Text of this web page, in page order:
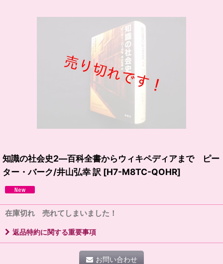
知識の社会史2―百科全書からウィキペディアまで ピー
ター・バーク/井山弘幸 訳 [H7-M8TC-QOHR]
在庫切れ 売れてしまいました！
返品特約に関する重要事項
お問い合わせ